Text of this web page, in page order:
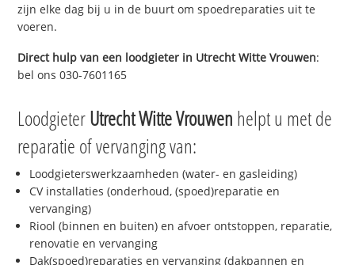
zijn elke dag bij u in de buurt om spoedreparaties uit te
voeren.
Direct hulp van een loodgieter in Utrecht Witte Vrouwen:
bel ons 030-7601165
LoodgieterUtrecht Witte Vrouwen helpt u met de
reparatie of vervanging van:
Loodgieterswerkzaamheden (water- en gasleiding)
CV installaties (onderhoud, (spoed)reparatie en
vervanging)
Riool (binnen en buiten) en afvoer ontstoppen, reparatie,
renovatie en vervanging
Dak(spoed)reparaties en vervanging (dakpannen en